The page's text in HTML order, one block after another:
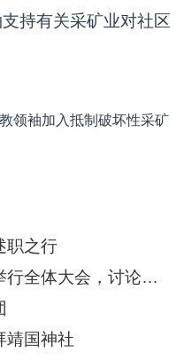
持有关采矿业对社区
领袖加入抵制破坏性采矿
职之行
欧洲主教团协会在罗马举行全体大会，讨论欧洲的特性和在世界上的角色
靖国神社